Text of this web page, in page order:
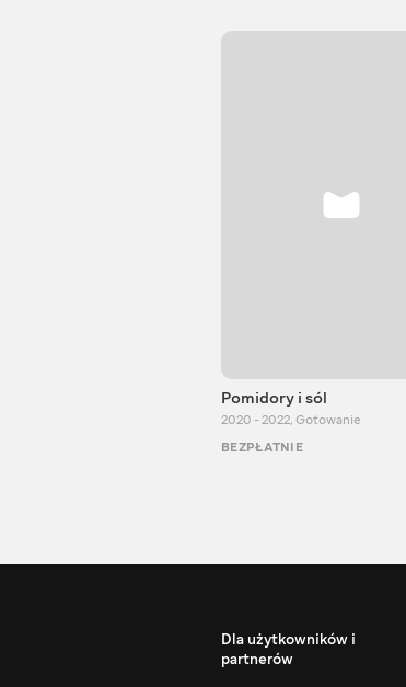
Pomidory i sól
2020 - 2022, Gotowanie
BEZPŁATNIE
Dla użytkowników i
partnerów